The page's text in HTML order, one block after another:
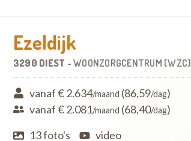
Ezeldijk
3290 DIEST -WOONZORGCENTRUM (WZC)
vanaf € 2.634/maand (86,59/dag)
vanaf € 2.081/maand (68,40/dag)
13 foto's
video